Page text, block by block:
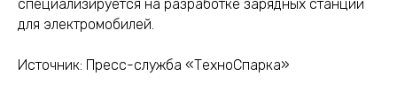
специализируется на разработке зарядных станций
для электромобилей.
Источник: Пресс-служба «ТехноСпарка»